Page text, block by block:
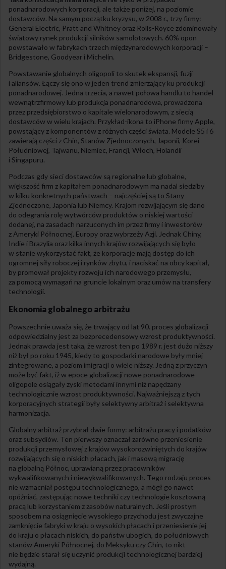
ponadnarodowych korporacji, ale także poniżej, na poziomie
dostawców. Na samym początku kryzysu, w 2008 r., trzy firmy:
General Electric, Pratt and Whitney oraz Rolls-Royce zdominowały
światowy rynek produkcji silników samolotowych. 60% opon
powstawało w fabrykach trzech międzynarodowych korporacji –
Bridgestone, Goodyear i Michelin.
Powstawanie globalnych oligopoli to skutek ekspansji, fuzji
i aliansów. Łączy się ono w jeden trend zmierzający ku produkcji
ponadnarodowej. Jedna trzecia, a nawet połowa handlu to handel
wewnątrzfirmowy lub produkcja ponadnarodowa, prowadzona
przez przedsiębiorstwo o kapitale wielonarodowym, z siecią
dostawców w wielu krajach. Przykład-ikona to iPhone firmy Apple,
powstający z komponentów z różnych części świata. Modele S5 i 6
zawierają części z Chin, Stanów Zjednoczonych, Japonii, Korei
Południowej, Tajwanu, Niemiec, Francji, Włoch, Holandii
i Singapuru.
Podczas gdy sieci dostawców są regionalne lub globalne,
większość firm z kapitałem ponadnarodowym ma nadal siedziby
w kilku konkretnych państwach – najczęściej są to Stany
Zjednoczone, Japonia lub Niemcy. Krajom rozwijającym się dano
do odegrania rolę wytwórców produktów o niskiej wartości
dodanej, na zasadach narzuconych im przez firmy i inwestorów
z Ameryki Północnej, Europy oraz wybrzeży Azji. Jednak Chiny,
Indie i Brazylia oraz kilka innych krajów rozwijających się było
w stanie wykorzystać fakt, że korporacje mają dostęp do ich
ogromnej siły roboczej i rynków zbytu, i naciskać na obcy kapitał,
by promował projekty rozwoju ich narodowego przemysłu,
za pomocą wymagań na gruncie lokalnym oraz umów na transfery
technologii.
Ekonomia globalnego arbitrażu
Powszechnie uważa się, że trwający od lat 90. proces globalizacji
odpowiedzialny jest za bezprecedensowy wzrost produktywności.
Jednak prawda jest taka, że wzrost ten po 1989 r. jest dużo niższy
niż był po roku 1945, kiedy to gospodarki narodowe były mniej
zintegrowane, a poziom imigracji o wiele niższy. Jedną z przyczyn
może być fakt, iż w epoce globalizacji nowe ponadnarodowe
oligopole osiągały zyski metodami innymi niż napędzany
technologicznie wzrost produktywności. Najważniejszą z tych
korporacyjnych strategii były selektywny arbitraż i selektywna
harmonizacja.
Globalny arbitraż przybrał dwie formy: arbitrażu pracy i podatków
oraz subsydiów. Ten pierwszy oznaczał zarówno przeniesienie
produkcji przemysłowej z krajów wysokorozwiniętych do krajów
rozwijających się o niskich płacach, jak i masową migrację
na globalną Północ, uprawianą przez pracowników
wykwalifikowanych i niewykwalifikowanych. Tego rodzaju proces
nie wzmacniał postępu technologicznego, a mógł go nawet
opóźniać, zastępując nowe techniki czy technologie kosztowną
pracą lub korzystaniem z zasobów naturalnych. Jeśli prostym
sposobem na osiągnięcie wysokiego przychodu jest zwyczajne
zamknięcie fabryki w kraju o wysokich płacach i przeniesienie jej
do kraju o płacach niskich, do państw ubogich, do południowych
stanów Ameryki Północnej, do Meksyku czy Chin, to nikt
nie będzie starał się uczynić produkcji technologicznej bardziej
wydajną.